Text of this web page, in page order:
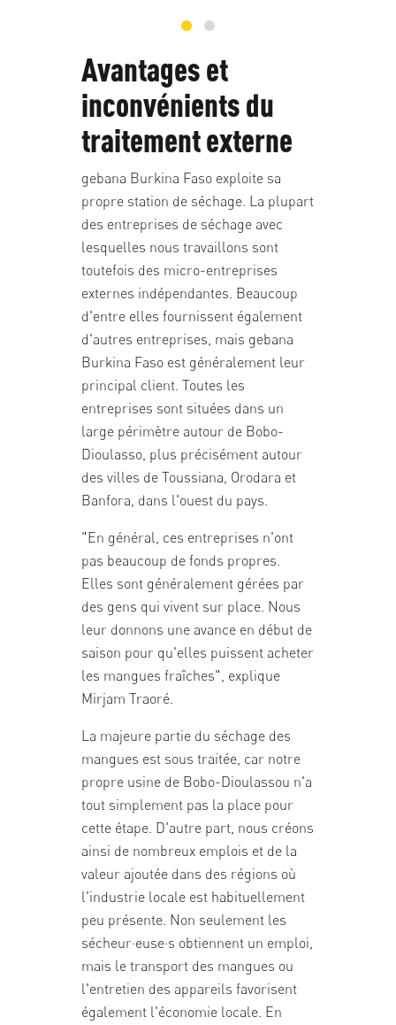
Avantages et
inconvénients du
traitement externe
gebana Burkina Faso exploite sa
propre station de séchage. La plupart
des entreprises de séchage avec
lesquelles nous travaillons sont
toutefois des micro-entreprises
externes indépendantes. Beaucoup
d'entre elles fournissent également
d'autres entreprises, mais gebana
Burkina Faso est généralement leur
principal client. Toutes les
entreprises sont situées dans un
large périmètre autour de Bobo-
Dioulasso, plus précisément autour
des villes de Toussiana, Orodara et
Banfora, dans l'ouest du pays.
"En général, ces entreprises n'ont
pas beaucoup de fonds propres.
Elles sont généralement gérées par
des gens qui vivent sur place. Nous
leur donnons une avance en début de
saison pour qu'elles puissent acheter
les mangues fraîches", explique
Mirjam Traoré.
La majeure partie du séchage des
mangues est sous traitée, car notre
propre usine de Bobo-Dioulassou n'a
tout simplement pas la place pour
cette étape. D'autre part, nous créons
ainsi de nombreux emplois et de la
valeur ajoutée dans des régions où
l'industrie locale est habituellement
peu présente. Non seulement les
sécheur·euse·s obtiennent un emploi,
mais le transport des mangues ou
l'entretien des appareils favorisent
également l'économie locale. En